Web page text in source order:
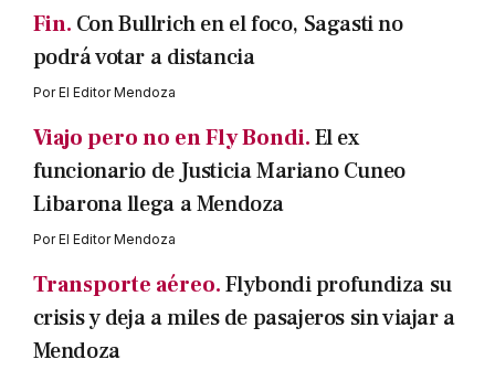
Fin. Con Bullrich en el foco, Sagasti no
podrá votar a distancia
PorEl Editor Mendoza
Viajo pero no en Fly Bondi.El ex
funcionario de Justicia Mariano Cuneo
Libarona llega a Mendoza
PorEl Editor Mendoza
Transporte aéreo.Flybondi profundiza su
crisis y deja a miles de pasajeros sin viajar a
Mendoza